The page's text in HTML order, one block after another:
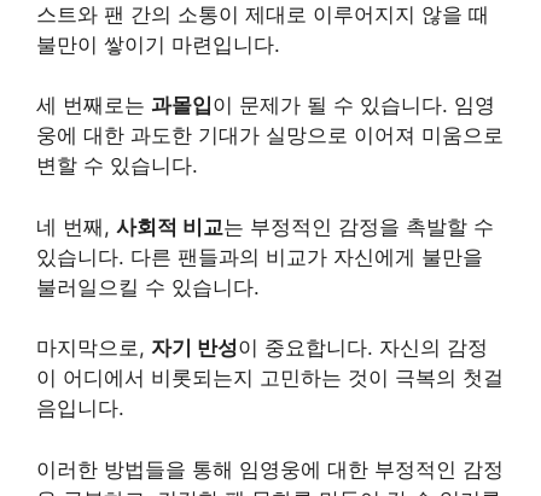
스트와 팬 간의 소통이 제대로 이루어지지 않을 때
불만이 쌓이기 마련입니다.
세 번째로는 과몰입이 문제가 될 수 있습니다. 임영
웅에 대한 과도한 기대가 실망으로 이어져 미움으로
변할 수 있습니다.
네 번째, 사회적 비교는 부정적인 감정을 촉발할 수
있습니다. 다른 팬들과의 비교가 자신에게 불만을
불러일으킬 수 있습니다.
마지막으로, 자기 반성이 중요합니다. 자신의 감정
이 어디에서 비롯되는지 고민하는 것이 극복의 첫걸
음입니다.
이러한 방법들을 통해 임영웅에 대한 부정적인 감정